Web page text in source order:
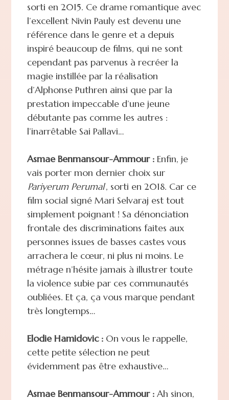
sorti en 2015. Ce drame romantique avec
l’excellent Nivin Pauly est devenu une
référence dans le genre et a depuis
inspiré beaucoup de films, qui ne sont
cependant pas parvenus à recréer la
magie instillée par la réalisation
d’Alphonse Puthren ainsi que par la
prestation impeccable d’une jeune
débutante pas comme les autres :
l’inarrêtable Sai Pallavi…
Asmae Benmansour-Ammour :Enfin, je
vais porter mon dernier choix sur
Pariyerum Perumal, sorti en 2018. Car ce
film social signé Mari Selvaraj est tout
simplement poignant ! Sa dénonciation
frontale des discriminations faites aux
personnes issues de basses castes vous
arrachera le cœur, ni plus ni moins. Le
métrage n’hésite jamais à illustrer toute
la violence subie par ces communautés
oubliées. Et ça, ça vous marque pendant
très longtemps…
Elodie Hamidovic :On vous le rappelle,
cette petite sélection ne peut
évidemment pas être exhaustive…
Asmae Benmansour-Ammour :Ah sinon,